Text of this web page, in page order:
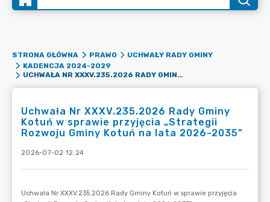
STRONA GŁÓWNA PRAWO
UCHWAŁY RADY GMINY
KADENCJA 2024-2029
UCHWAŁA NR XXXV.235.2026 RADY GMINY KOTUŃ W SPRAWIE PRZYJĘCIA „STRATEGII ROZWOJU GMINY KOTUŃ NA LATA 2026-2035”
Uchwała Nr XXXV.235.2026 Rady Gminy
Kotuń w sprawie przyjęcia „Strategii
Rozwoju Gminy Kotuń na lata 2026-2035”
2026-07-02 12:24